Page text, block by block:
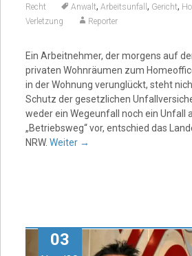
Recht Anwalt, Arbeitsunfall , Gericht,
Verletzung Reporter
Ein Arbeitnehmer, der morgens auf
privaten Wohnräumen zum
in der Wohnung verunglückt, steht
Schutz der gesetzlichen
weder ein Wegeunfall noch ein Unfall
„Betriebsweg“ vor, entschied das
NRW. Weiter →
03